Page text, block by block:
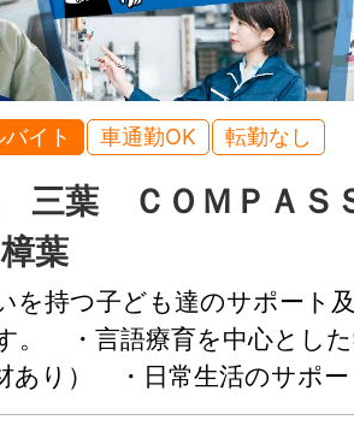
イト 車通勤OK 転勤なし
三葉 ＣＯＭＰＡＳ
樟葉
を持つ子ども達のサポート
・言語療育を中心とした
あり） ・日常生活のサポ
の連携 ・地域により学校